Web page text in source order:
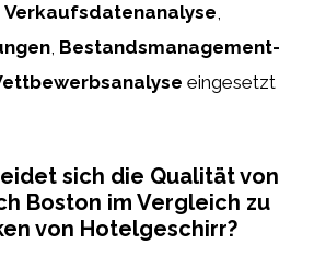
Verkaufsdatenanalyse,
, Bestandsmanagement-
eingesetzt
sich die Qualität von
Boston im Vergleich zu
von Hotelgeschirr?